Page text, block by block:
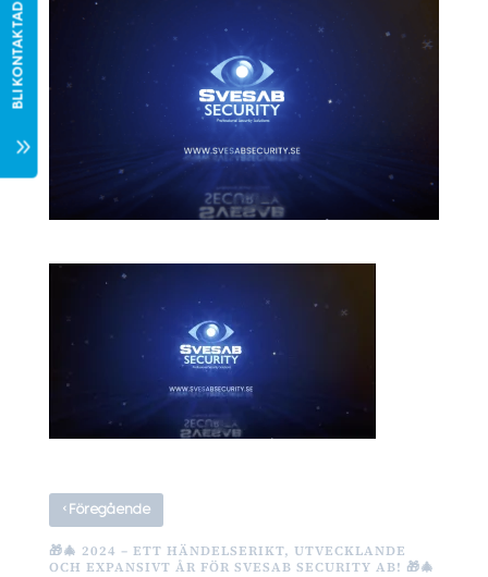
‹Föregående
🎁🎄 2024 – ETT HÄNDELSERIKT, UTVECKLANDE
OCH EXPANSIVT ÅR FÖR SVESAB SECURITY AB! 🎁🎄
7
BLI KONTAKTAD